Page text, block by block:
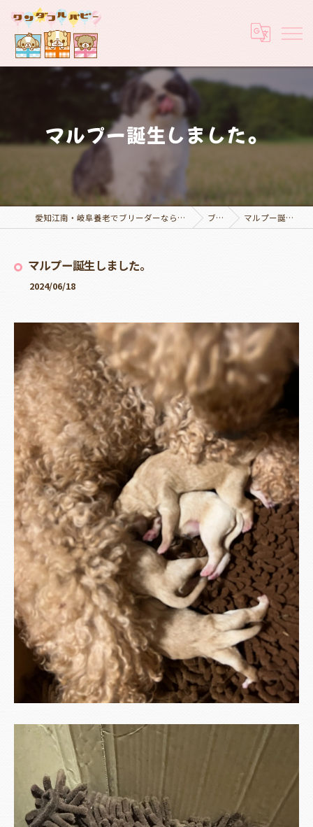
マルプー誕生しました。
愛知江南・岐阜養老でブリーダーなら実績豊富なワンダフルパピー ブログ マルプー誕生しました。
マルプー誕生しました。
2024/06/18